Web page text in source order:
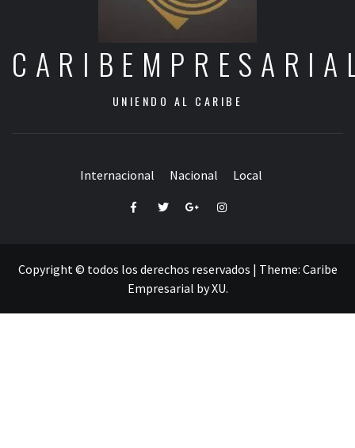
UNIENDO AL CARIBE
Internacional Nacional Local
FacebookTwitterGoogle+Instagram
Copyright © todos los derechos reservados | Theme: Caribe
Empresarial byXU.